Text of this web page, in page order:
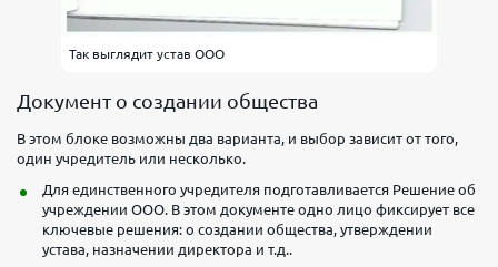
Так выглядит устав ООО
Документ о создании общества
В этом блоке возможны два варианта, и выбор зависит от того,
один учредитель или несколько.
Для единственного учредителя подготавливается Решение об
учреждении ООО. В этом документе одно лицо фиксирует все
ключевые решения: о создании общества, утверждении
устава, назначении директора и т.д..